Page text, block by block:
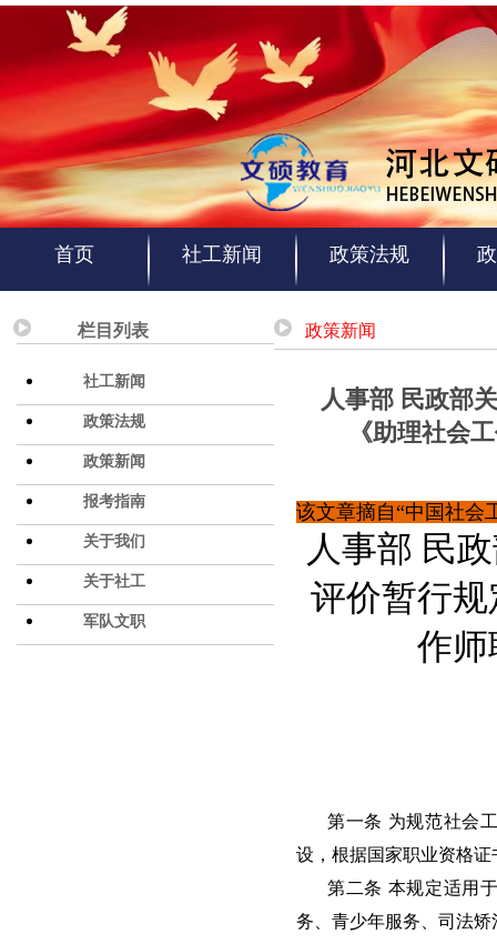
首页 社工新闻 政策法规
栏目列表
社工新闻
政策法规
政策新闻
报考指南
关于我们
关于社工
军队文职
政策新闻
人事部 民政部
《助理社会
该文章摘自“中国社会
人事部 民
评价暂行
作师
第一条 为规范社会
设，根据国家职业资格
第二条 本规定适用
务、青少年服务、司法